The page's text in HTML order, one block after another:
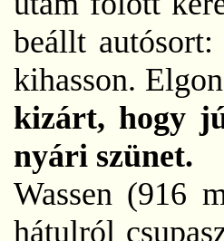
beállt
kihasson.
kizárt, hogy
nyári szünet.
Wassen (916
hátulról